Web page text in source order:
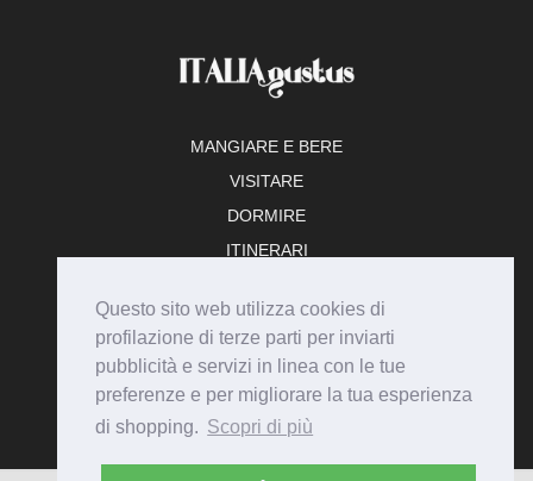
Questo sito web utilizza cookies di
profilazione di terze parti per inviarti
pubblicità e servizi in linea con le tue
preferenze e per migliorare la tua esperienza
di shopping. Scopri di più
MANGIARE E BERE
VISITARE
DORMIRE
ITINERARI
ADERISCI